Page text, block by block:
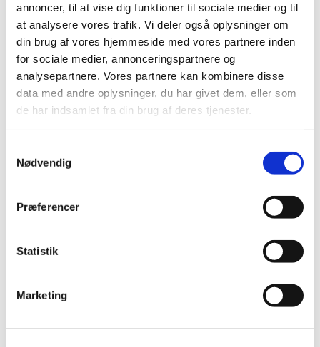
annoncer, til at vise dig funktioner til sociale medier og til
at analysere vores trafik. Vi deler også oplysninger om
din brug af vores hjemmeside med vores partnere inden
for sociale medier, annonceringspartnere og
analysepartnere. Vores partnere kan kombinere disse
data med andre oplysninger, du har givet dem, eller som
de har indsamlet fra din brug af deres tjenester.
Nødvendig
Præferencer
Statistik
Marketing
2024 (224)
2023 (195)
2022 (197)
2021 (516)
2020 (263)
2019 (159)
2018 (150)
2016 (167)
2014 (44)
2012 (44)
2010 (7)
2008 (8)